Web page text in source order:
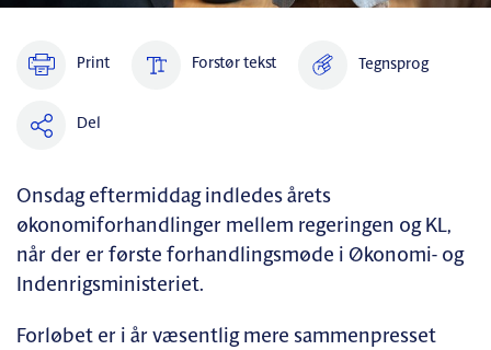
Print Forstør tekst Tegnsprog
Del
Onsdag eftermiddag indledes årets
økonomiforhandlinger mellem regeringen og KL,
når der er første forhandlingsmøde i Økonomi- og
Indenrigsministeriet.
Forløbet er i år væsentlig mere sammenpresset